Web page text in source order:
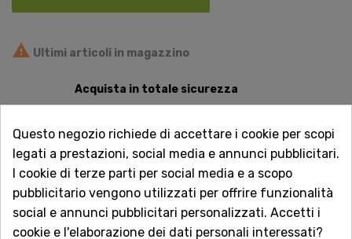
 Ultimi articoli in magazzino
Acquista in totale sicurezza
Dal 1957 a Catania. Clicca e leggi le oltre
1.000 recensioni dei nostri clienti.
Consegna in tutta Italia in 5 giorni
dall'ordine
Questo negozio richiede di accettare i cookie per scopi
legati a prestazioni, social media e annunci pubblicitari.
I cookie di terze parti per social media e a scopo
pubblicitario vengono utilizzati per offrire funzionalità
social e annunci pubblicitari personalizzati. Accetti i
cookie e l'elaborazione dei dati personali interessati?